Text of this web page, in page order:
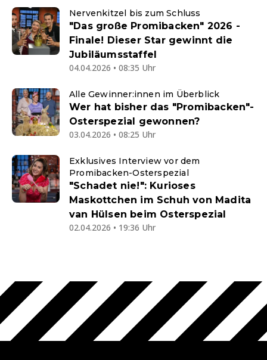
Nervenkitzel bis zum Schluss
"Das große Promibacken" 2026 -
Finale! Dieser Star gewinnt die
Jubiläumsstaffel
04.04.2026 • 08:35 Uhr
Alle Gewinner:innen im Überblick
Wer hat bisher das "Promibacken"-
Osterspezial gewonnen?
03.04.2026 • 08:25 Uhr
Exklusives Interview vor dem
Promibacken-Osterspezial
"Schadet nie!": Kurioses
Maskottchen im Schuh von Madita
van Hülsen beim Osterspezial
02.04.2026 • 19:36 Uhr